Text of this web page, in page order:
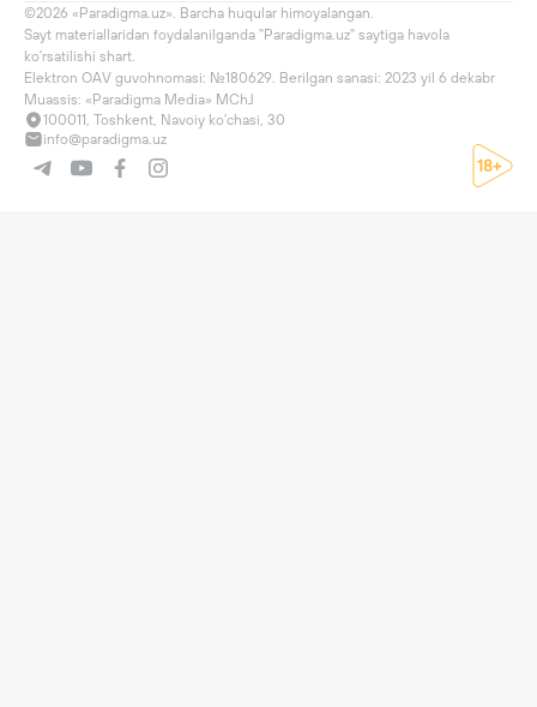
©2026 «Paradigma.uz». Barcha huqular himoyalangan.
Sayt materiallaridan foydalanilganda "Paradigma.uz" saytiga havola
ko'rsatilishi shart.
Elektron OAV guvohnomasi: №180629. Berilgan sanasi: 2023 yil 6 dekabr
Muassis: «Paradigma Media» MChJ
100011, Toshkent, Navoiy ko'chasi, 30
info@paradigma.uz